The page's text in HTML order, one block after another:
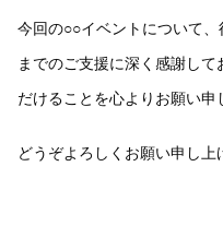
今回の○○イベントについて
までのご支援に深く感謝し
だけることを心よりお願い申
どうぞよろしくお願い申し上